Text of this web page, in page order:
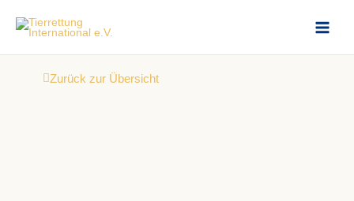
Inhalt
Zurück zur Übersicht